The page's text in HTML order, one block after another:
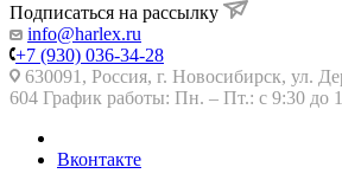
Подписаться на рассылку
info@harlex.ru
+7 (930) 036-34-28
630091, Россия, г. Новосибирск, ул.
604 График работы: Пн. – Пт.: с 9:30 до
Вконтакте